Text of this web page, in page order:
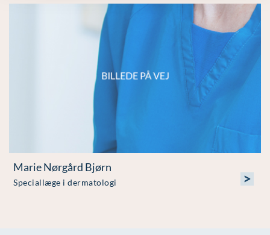
Marie Nørgård Bjørn
Speciallæge i dermatologi >